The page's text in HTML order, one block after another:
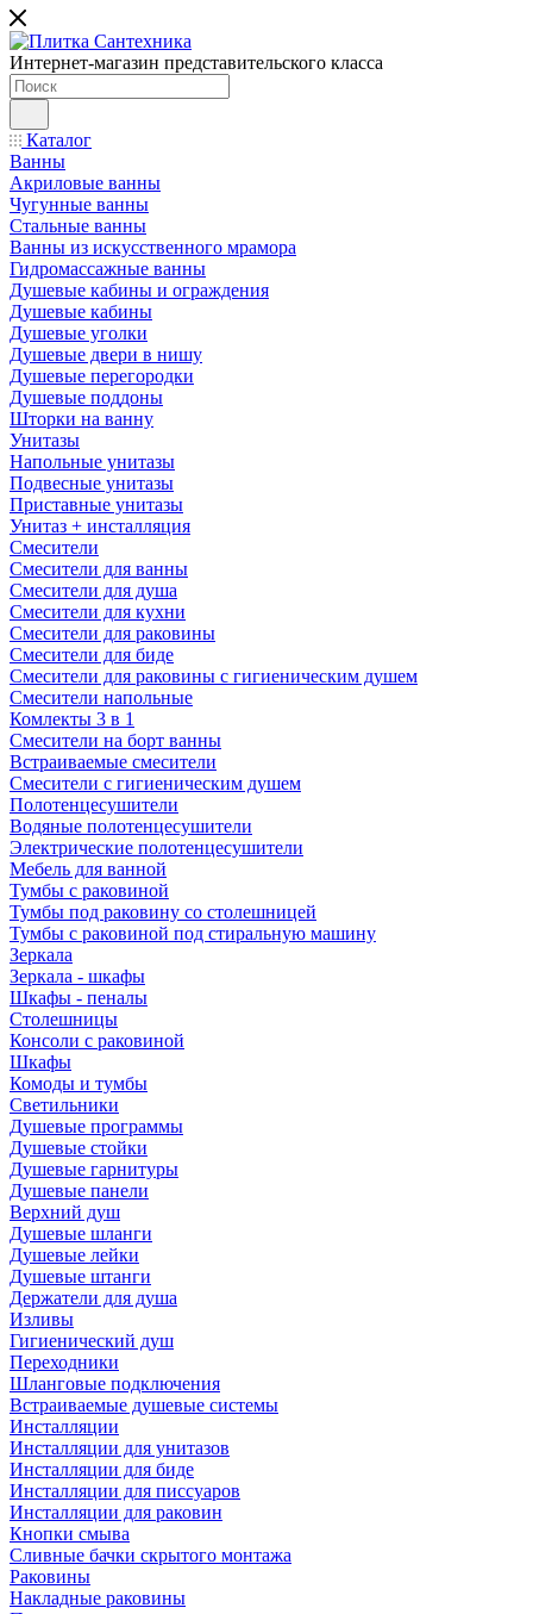
Интернет-магазин представительского класса
Каталог
Ванны
Акриловые ванны
Чугунные ванны
Стальные ванны
Ванны из искусственного мрамора
Гидромассажные ванны
Душевые кабины и ограждения
Душевые кабины
Душевые уголки
Душевые двери в нишу
Душевые перегородки
Душевые поддоны
Шторки на ванну
Унитазы
Напольные унитазы
Подвесные унитазы
Приставные унитазы
Унитаз + инсталляция
Смесители
Смесители для ванны
Смесители для душа
Смесители для кухни
Смесители для раковины
Смесители для биде
Смесители для раковины с гигиеническим душем
Смесители напольные
Комлекты 3 в 1
Смесители на борт ванны
Встраиваемые смесители
Смесители с гигиеническим душем
Полотенцесушители
Водяные полотенцесушители
Электрические полотенцесушители
Мебель для ванной
Тумбы с раковиной
Тумбы под раковину со столешницей
Тумбы с раковиной под стиральную машину
Зеркала
Зеркала - шкафы
Шкафы - пеналы
Столешницы
Консоли с раковиной
Шкафы
Комоды и тумбы
Светильники
Душевые программы
Душевые стойки
Душевые гарнитуры
Душевые панели
Верхний душ
Душевые шланги
Душевые лейки
Душевые штанги
Держатели для душа
Изливы
Гигиенический душ
Переходники
Шланговые подключения
Встраиваемые душевые системы
Инсталляции
Инсталляции для унитазов
Инсталляции для биде
Инсталляции для писсуаров
Инсталляции для раковин
Кнопки смыва
Сливные бачки скрытого монтажа
Раковины
Накладные раковины